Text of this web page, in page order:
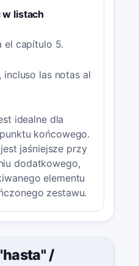
w listach
el capítulo 5.
incluso las notas al
idealne dla
końcowego.
jaśniejsze przy
dodatkowego,
elementu
zestawu.
/